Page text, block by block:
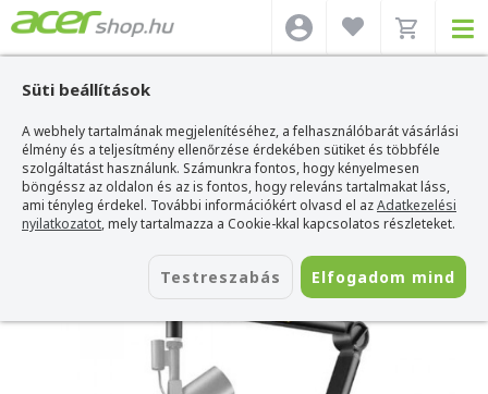
Süti beállítások
A webhely tartalmának megjelenítéséhez, a felhasználóbarát vásárlási
élmény és a teljesítmény ellenőrzése érdekében sütiket és többféle
szolgáltatást használunk. Számunkra fontos, hogy kényelmesen
böngéssz az oldalon és az is fontos, hogy releváns tartalmakat láss,
ami tényleg érdekel. További információkért olvasd el azAdatkezelési
nyilatkozatot, mely tartalmazza a Cookie-kkal kapcsolatos részleteket.
Testreszabás Elfogadom mind
Acer webshop>Kiegészítők>Töltők, adapterek, kábelek >Maono Töltők,
adapterek, kábelek>MAONO Professzionális Mikrofon Tartó Állvány/Kar BA91
MAONO Professzionális Mikrofon Tartó
Állvány/Kar BA91
Azonosító: